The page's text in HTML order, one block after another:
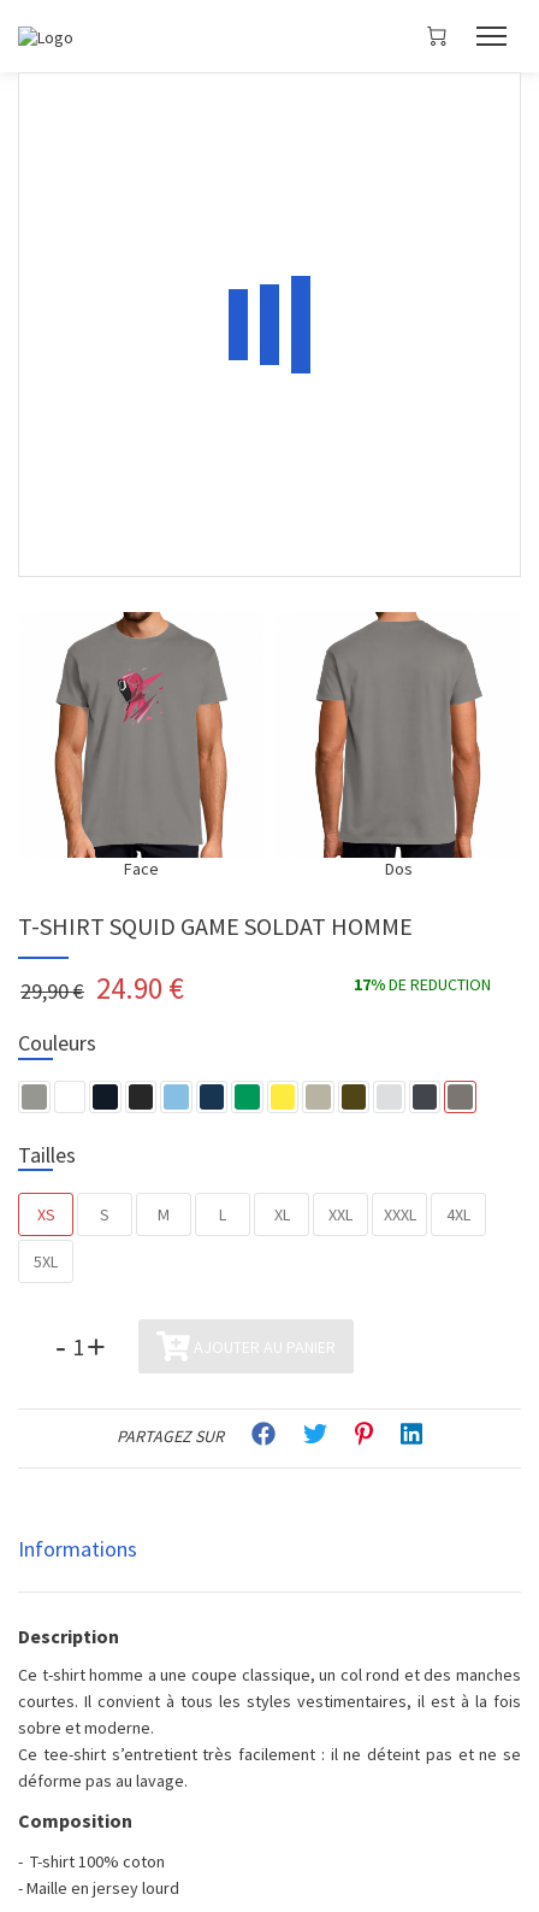
Face Dos
T-SHIRT SQUID GAME SOLDAT HOMME
29,90 € 24.90 € 17%DE REDUCTION
Couleurs
Tailles
XS S M L XL XXL XXXL 4XL
5XL
- + AJOUTER AU PANIER
PARTAGEZ SUR
Informations
Description
Ce t-shirt homme a une coupe classique, un col rond et des manches
courtes. Il convient à tous les styles vestimentaires, il est à la fois
sobre et moderne.
Ce tee-shirt s’entretient très facilement : il ne déteint pas et ne se
déforme pas au lavage.
Composition
- T-shirt 100% coton
- Maille en jersey lourd